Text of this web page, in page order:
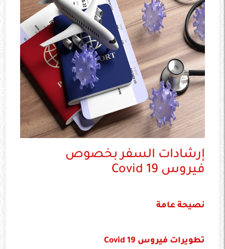
إرشادات السفر بخصوص
فيروس Covid 19
نصيحة عامة
تطويرات فيروس Covid 19